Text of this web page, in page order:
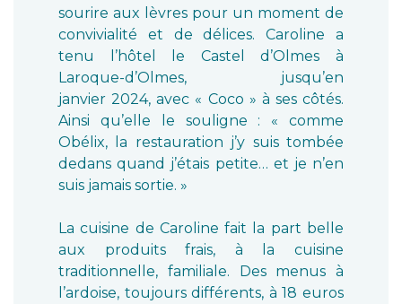
sourire aux lèvres pour un moment de
convivialité et de délices. Caroline a
tenu l’hôtel le Castel d’Olmes à
Laroque-d’Olmes, jusqu’en
janvier 2024, avec « Coco » à ses côtés.
Ainsi qu’elle le souligne : « comme
Obélix, la restauration j’y suis tombée
dedans quand j’étais petite… et je n’en
suis jamais sortie. »
La cuisine de Caroline fait la part belle
aux produits frais, à la cuisine
traditionnelle, familiale. Des menus à
l’ardoise, toujours différents, à 18 euros